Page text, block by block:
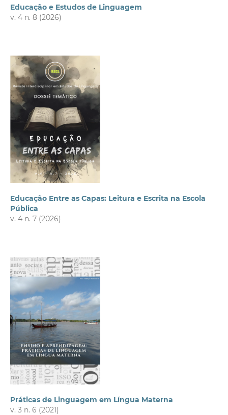
Educação e Estudos de Linguagem
v. 4 n. 8 (2026)
Educação Entre as Capas: Leitura e Escrita na Escola
Pública
v. 4 n. 7 (2026)
Práticas de Linguagem em Língua Materna
v. 3 n. 6 (2021)